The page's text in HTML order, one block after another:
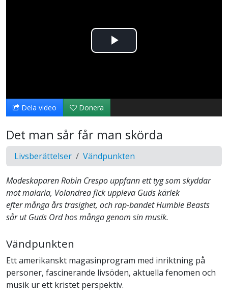
Spela
video
Dela video Donera
Det man sår får man skörda
Livsberättelser Vändpunkten
Modeskaparen Robin Crespo uppfann ett tyg som skyddar
mot malaria, Volandrea fick uppleva Guds kärlek
efter många års trasighet, och rap-bandet Humble Beasts
sår ut Guds Ord hos många genom sin musik.
Vändpunkten
Ett amerikanskt magasinprogram med inriktning på
personer, fascinerande livsöden, aktuella fenomen och
musik ur ett kristet perspektiv.